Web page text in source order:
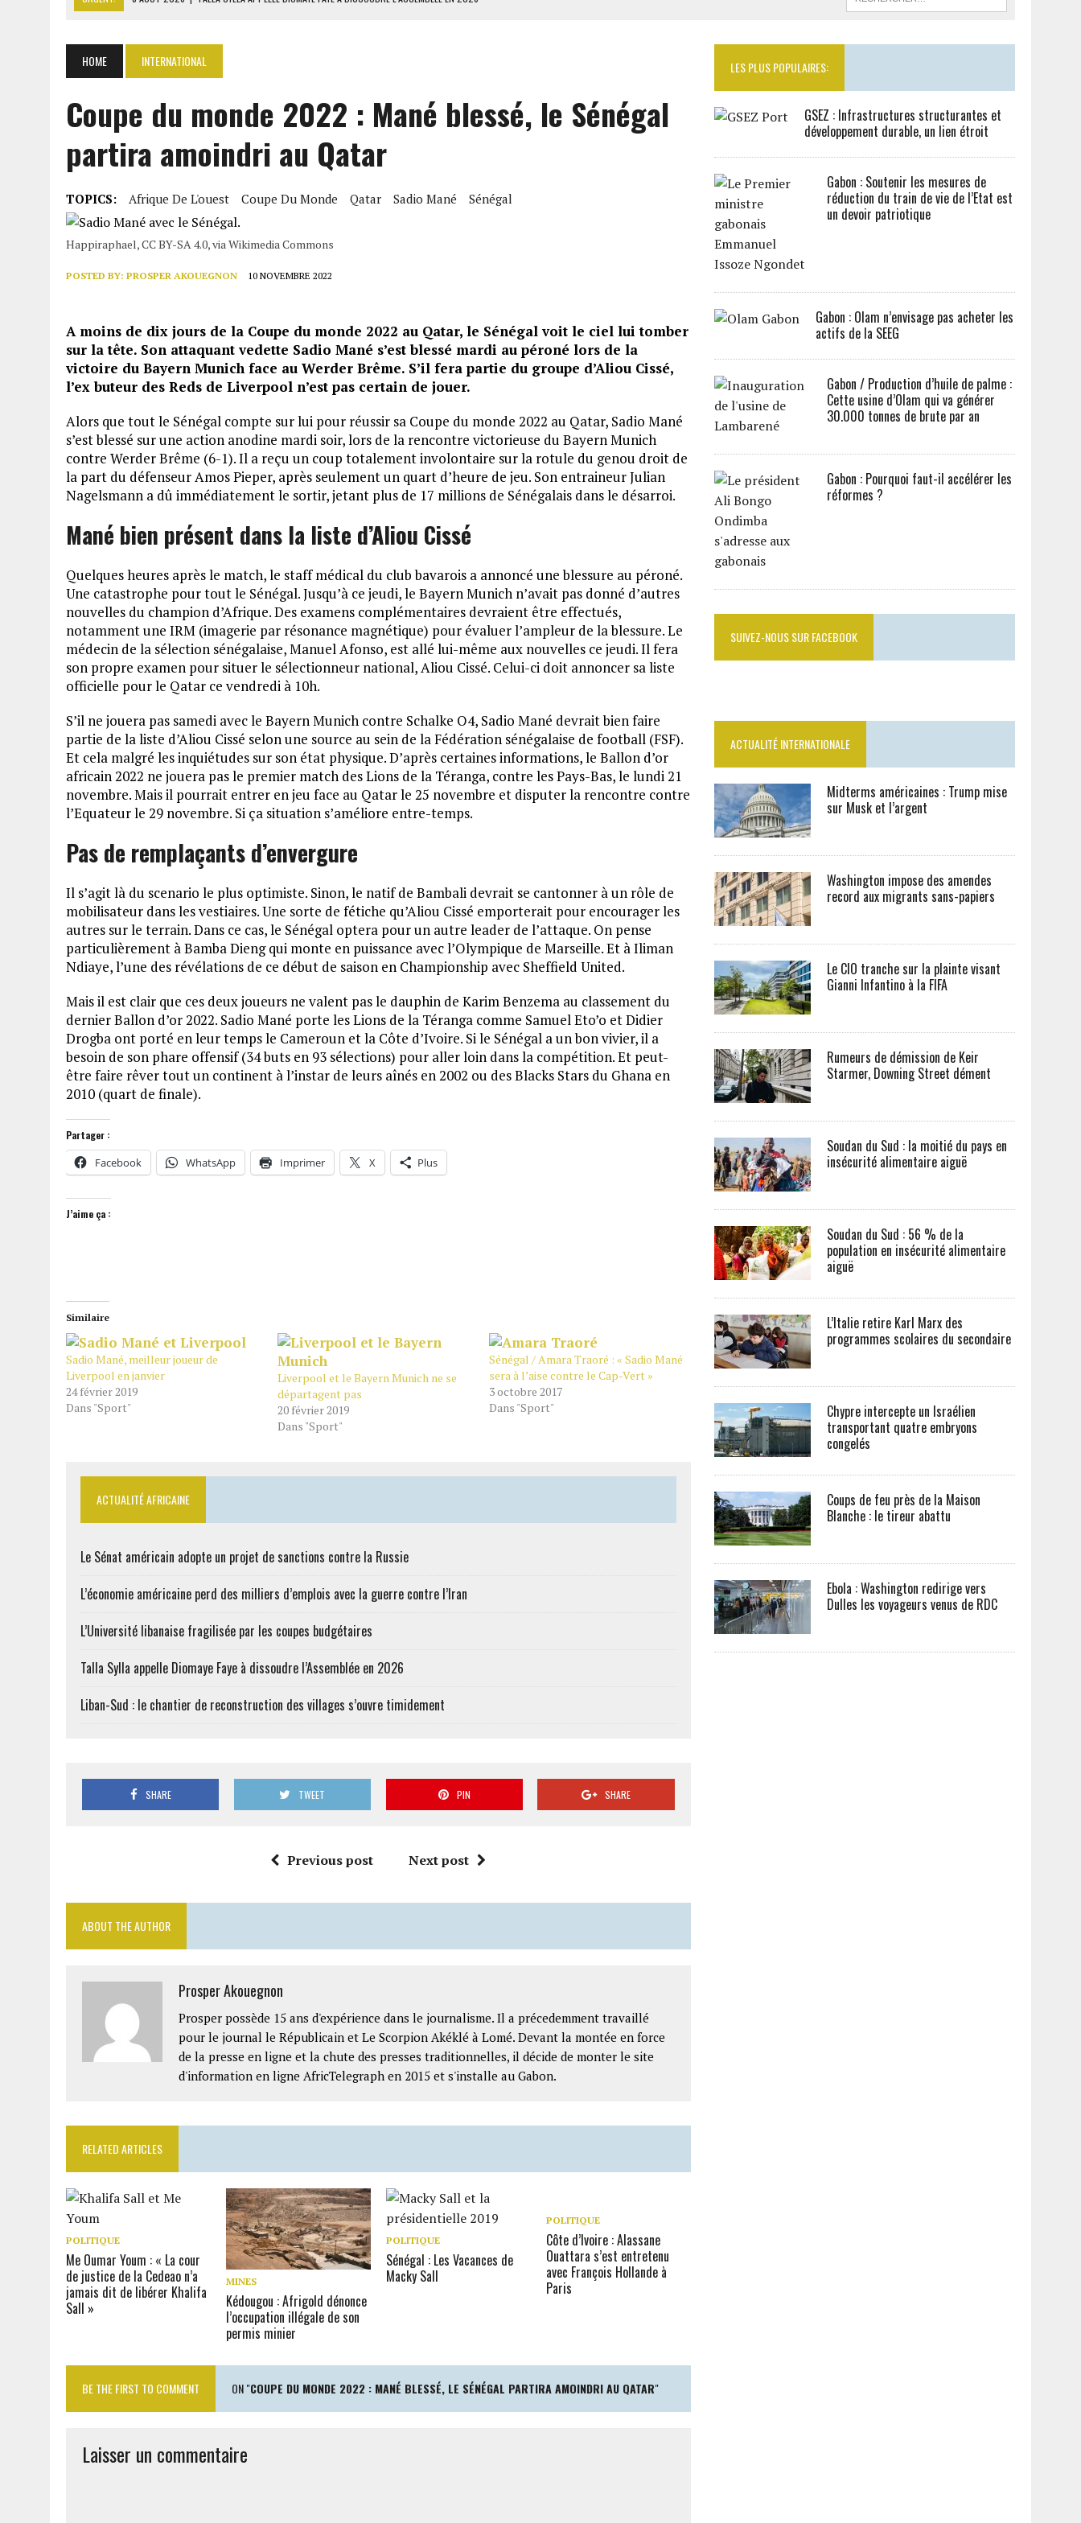
8 AOÛT 2026 | L’ÉCONOMIE AMÉRICAINE PERD DES MILLIERS D’EMPLOIS AVEC LA GUERRE CONTRE L’IRAN
L’UNIVERSITÉ LIBANAISE FRAGILISÉE PAR LES COUPES BUDGÉTAIRES
HOME INTERNATIONAL
Coupe du monde 2022 : Mané blessé, le Sénégal
partira amoindri au Qatar
TOPICS: Afrique De L'ouest Coupe Du Monde Qatar Sadio Mané Sénégal
Happiraphael, CC BY-SA 4.0, via Wikimedia Commons
POSTED BY: PROSPER AKOUEGNON 10 NOVEMBRE 2022
A moins de dix jours de la Coupe du monde 2022 au Qatar, le Sénégal voit le ciel lui tomber
sur la tête. Son attaquant vedette Sadio Mané s’est blessé mardi au péroné lors de la
victoire du Bayern Munich face au Werder Brême. S’il fera partie du groupe d’Aliou Cissé,
l’ex buteur des Reds de Liverpool n’est pas certain de jouer.
Alors que tout le Sénégal compte sur lui pour réussir sa Coupe du monde 2022 au Qatar, Sadio Mané
s’est blessé sur une action anodine mardi soir, lors de la rencontre victorieuse du Bayern Munich
contre Werder Brême (6-1). Il a reçu un coup totalement involontaire sur la rotule du genou droit de
la part du défenseur Amos Pieper, après seulement un quart d’heure de jeu. Son entraineur Julian
Nagelsmann a dû immédiatement le sortir, jetant plus de 17 millions de Sénégalais dans le désarroi.
Mané bien présent dans la liste d’Aliou Cissé
Quelques heures après le match, le staff médical du club bavarois a annoncé une blessure au péroné.
Une catastrophe pour tout le Sénégal. Jusqu’à ce jeudi, le Bayern Munich n’avait pas donné d’autres
nouvelles du champion d’Afrique. Des examens complémentaires devraient être effectués,
notamment une IRM (imagerie par résonance magnétique) pour évaluer l’ampleur de la blessure. Le
médecin de la sélection sénégalaise, Manuel Afonso, est allé lui-même aux nouvelles ce jeudi. Il fera
son propre examen pour situer le sélectionneur national, Aliou Cissé. Celui-ci doit annoncer sa liste
officielle pour le Qatar ce vendredi à 10h.
S’il ne jouera pas samedi avec le Bayern Munich contre Schalke O4, Sadio Mané devrait bien faire
partie de la liste d’Aliou Cissé selon une source au sein de la Fédération sénégalaise de football (FSF).
Et cela malgré les inquiétudes sur son état physique. D’après certaines informations, le Ballon d’or
africain 2022 ne jouera pas le premier match des Lions de la Téranga, contre les Pays-Bas, le lundi 21
novembre. Mais il pourrait entrer en jeu face au Qatar le 25 novembre et disputer la rencontre contre
l’Equateur le 29 novembre. Si ça situation s’améliore entre-temps.
Pas de remplaçants d’envergure
Il s’agit là du scenario le plus optimiste. Sinon, le natif de Bambali devrait se cantonner à un rôle de
mobilisateur dans les vestiaires. Une sorte de fétiche qu’Aliou Cissé emporterait pour encourager les
autres sur le terrain. Dans ce cas, le Sénégal optera pour un autre leader de l’attaque. On pense
particulièrement à Bamba Dieng qui monte en puissance avec l’Olympique de Marseille. Et à Iliman
Ndiaye, l’une des révélations de ce début de saison en Championship avec Sheffield United.
Mais il est clair que ces deux joueurs ne valent pas le dauphin de Karim Benzema au classement du
dernier Ballon d’or 2022. Sadio Mané porte les Lions de la Téranga comme Samuel Eto’o et Didier
Drogba ont porté en leur temps le Cameroun et la Côte d’Ivoire. Si le Sénégal a un bon vivier, il a
besoin de son phare offensif (34 buts en 93 sélections) pour aller loin dans la compétition. Et peut-
être faire rêver tout un continent à l’instar de leurs aînés en 2002 ou des Blacks Stars du Ghana en
2010 (quart de finale).
Partager :
Facebook WhatsApp Imprimer X Plus
J’aime ça :
Similaire
Sadio Mané, meilleur joueur de
Liverpool en janvier
24 février 2019
Dans "Sport"
Liverpool et le Bayern Munich ne se
départagent pas
20 février 2019
Dans "Sport"
Sénégal / Amara Traoré : « Sadio Mané
sera à l’aise contre le Cap-Vert »
3 octobre 2017
Dans "Sport"
ACTUALITÉ AFRICAINE
Le Sénat américain adopte un projet de sanctions contre la Russie
L’économie américaine perd des milliers d’emplois avec la guerre contre l’Iran
L’Université libanaise fragilisée par les coupes budgétaires
Talla Sylla appelle Diomaye Faye à dissoudre l’Assemblée en 2026
Liban-Sud : le chantier de reconstruction des villages s’ouvre timidement
SHARE TWEET PIN SHARE
Previous post Next post
ABOUT THE AUTHOR
Prosper Akouegnon
Prosper possède 15 ans d'expérience dans le journalisme. Il a précedemment travaillé
pour le journal le Républicain et Le Scorpion Akéklé à Lomé. Devant la montée en force
de la presse en ligne et la chute des presses traditionnelles, il décide de monter le site
d'information en ligne AfricTelegraph en 2015 et s'installe au Gabon.
RELATED ARTICLES
POLITIQUE
Me Oumar Youm : « La cour
de justice de la Cedeao n’a
jamais dit de libérer Khalifa
Sall »
MINES
Kédougou : Afrigold dénonce
l’occupation illégale de son
permis minier
POLITIQUE
Sénégal : Les Vacances de
Macky Sall
POLITIQUE
Côte d’Ivoire : Alassane
Ouattara s’est entretenu
avec François Hollande à
Paris
BE THE FIRST TO COMMENT ON "COUPE DU MONDE 2022 : MANÉ BLESSÉ, LE SÉNÉGAL PARTIRA AMOINDRI AU QATAR"
Laisser un commentaire
LES PLUS POPULAIRES:
GSEZ : Infrastructures structurantes et
développement durable, un lien étroit
Gabon : Soutenir les mesures de
réduction du train de vie de l’Etat est
un devoir patriotique
Gabon : Olam n’envisage pas acheter les
actifs de la SEEG
Gabon / Production d’huile de palme :
Cette usine d’Olam qui va générer
30.000 tonnes de brute par an
Gabon : Pourquoi faut-il accélérer les
réformes ?
SUIVEZ-NOUS SUR FACEBOOK
ACTUALITÉ INTERNATIONALE
Midterms américaines : Trump mise
sur Musk et l’argent
Washington impose des amendes
record aux migrants sans-papiers
Le CIO tranche sur la plainte visant
Gianni Infantino à la FIFA
Rumeurs de démission de Keir
Starmer, Downing Street dément
Soudan du Sud : la moitié du pays en
insécurité alimentaire aiguë
Soudan du Sud : 56 % de la
population en insécurité alimentaire
aiguë
L’Italie retire Karl Marx des
programmes scolaires du secondaire
Chypre intercepte un Israélien
transportant quatre embryons
congelés
Coups de feu près de la Maison
Blanche : le tireur abattu
Ebola : Washington redirige vers
Dulles les voyageurs venus de RDC